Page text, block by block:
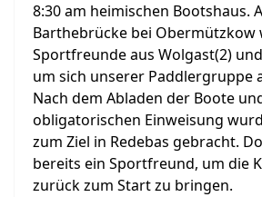
8:30 am heimischen Bootshaus.
Barthebrücke bei Obermützkow
Sportfreunde aus Wolgast(2)
um sich unserer Paddlergruppe
Nach dem Abladen der Boote
obligatorischen Einweisung
zum Ziel in Redebas gebracht.
bereits ein Sportfreund, um die
zurück zum Start zu bringen.